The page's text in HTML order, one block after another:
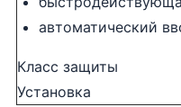
автоматический
Класс защиты
Установка